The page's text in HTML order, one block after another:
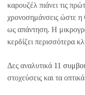
καρουζέλ πιάνει τις
χρονοσημάνσεις ώστε η
ως απάντηση. Η
κερδίζει περισσότερα
Δες αναλυτικά 11
στοχεύσεις και τα